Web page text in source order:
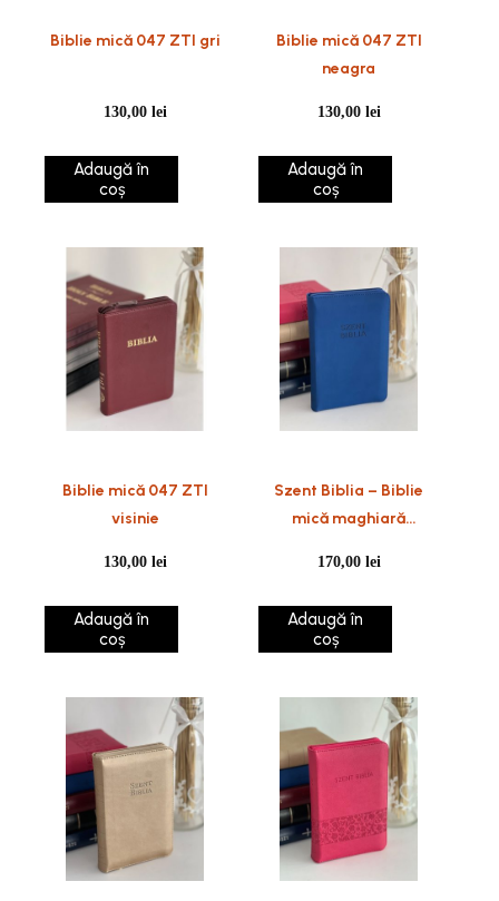
Biblie mică 047 ZTI gri
130,00 lei
Adaugă în
coș
Biblie mică 047 ZTI
neagra
130,00 lei
Adaugă în
coș
Biblie mică 047 ZTI
visinie
130,00 lei
Adaugă în
coș
Szent Biblia – Biblie
mică maghiară
170,00 lei
Adaugă în
coș